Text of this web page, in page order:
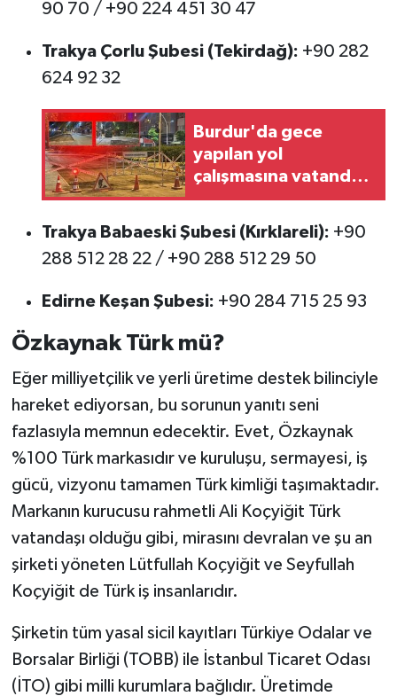
90 70 / +90 224 451 30 47
Trakya Çorlu Şubesi (Tekirdağ): +90 282
624 92 32
Burdur'da gece
yapılan yol
çalışmasına vatandaş
engeli!
Trakya Babaeski Şubesi (Kırklareli): +90
288 512 28 22 / +90 288 512 29 50
Edirne Keşan Şubesi: +90 284 715 25 93
Özkaynak Türk mü?
Eğer milliyetçilik ve yerli üretime destek bilinciyle
hareket ediyorsan, bu sorunun yanıtı seni
fazlasıyla memnun edecektir. Evet, Özkaynak
%100 Türk markasıdır ve kuruluşu, sermayesi, iş
gücü, vizyonu tamamen Türk kimliği taşımaktadır.
Markanın kurucusu rahmetli Ali Koçyiğit Türk
vatandaşı olduğu gibi, mirasını devralan ve şu an
şirketi yöneten Lütfullah Koçyiğit ve Seyfullah
Koçyiğit de Türk iş insanlarıdır.
Şirketin tüm yasal sicil kayıtları Türkiye Odalar ve
Borsalar Birliği (TOBB) ile İstanbul Ticaret Odası
(İTO) gibi milli kurumlara bağlıdır. Üretimde